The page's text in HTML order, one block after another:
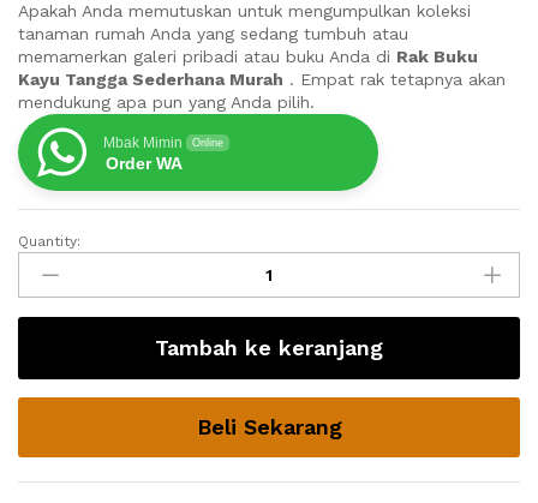
Apakah Anda memutuskan untuk mengumpulkan koleksi
tanaman rumah Anda yang sedang tumbuh atau
memamerkan galeri pribadi atau buku Anda di Rak Buku
Kayu Tangga Sederhana Murah . Empat rak tetapnya akan
mendukung apa pun yang Anda pilih.
Mbak Mimin Online
Order WA
Rak
Buku
Kayu
Sederhana
Murah
quantity
Quantity:
Tambah ke keranjang
Beli Sekarang